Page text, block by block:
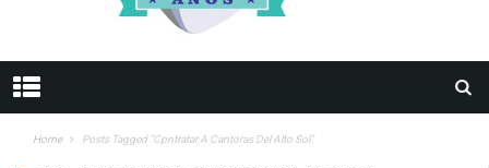
Home Posts Tagged "Cpntratar A Cantoras Del Alto Sol"